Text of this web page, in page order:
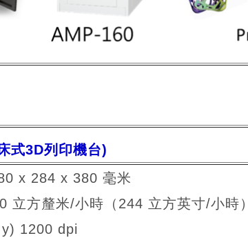
式3D列印機台)
x 284 x 380 毫米
立方釐米/小時（244 立方英寸/小時）
1200 dpi